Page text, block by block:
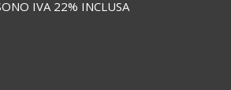
IVA 22% INCLUSA